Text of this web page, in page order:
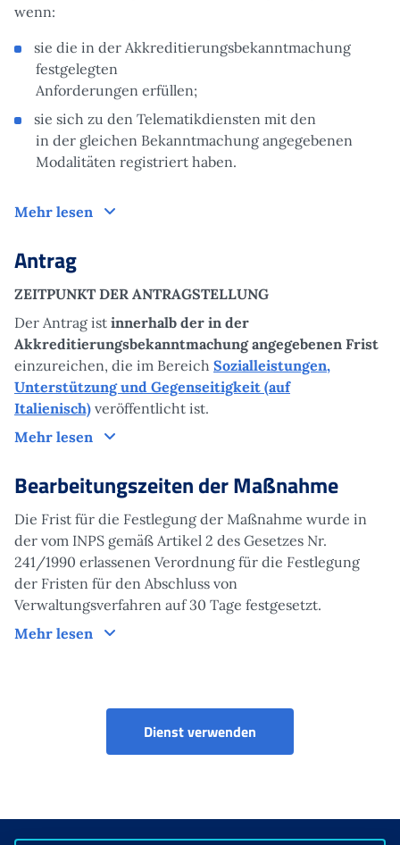
wenn:
sie die in der Akkreditierungsbekanntmachung
festgelegten
Anforderungen erfüllen;
sie sich zu den Telematikdiensten mit den
in der gleichen Bekanntmachung angegebenen
Modalitäten registriert haben.
Mehr lesen Funktionsweise
Antrag
ZEITPUNKT DER ANTRAGSTELLUNG
Der Antrag ist innerhalb der in der
Akkreditierungsbekanntmachung angegebenen Frist
einzureichen, die im Bereich Sozialleistungen,
Unterstützung und Gegenseitigkeit (auf
Italienisch) veröffentlicht ist.
Mehr lesen
Antrag
Bearbeitungszeiten der Maßnahme
Die Frist für die Festlegung der Maßnahme wurde in
der vom INPS gemäß Artikel 2 des Gesetzes Nr.
241/1990 erlassenen Verordnung für die Festlegung
der Fristen für den Abschluss von
Verwaltungsverfahren auf 30 Tage festgesetzt.
Mehr lesen
Bearbeitungszeiten der Maßnahme
Dienst verwenden